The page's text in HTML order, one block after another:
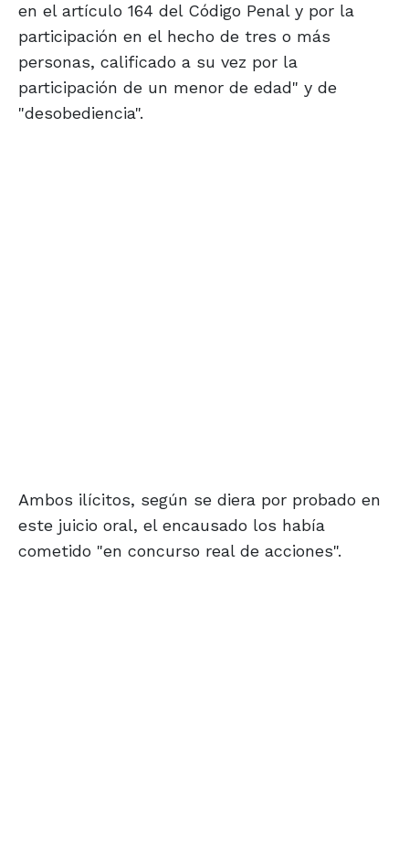
en el artículo 164 del Código Penal y por la
participación en el hecho de tres o más
personas, calificado a su vez por la
participación de un menor de edad" y de
"desobediencia".
Ambos ilícitos, según se diera por probado en
este juicio oral, el encausado los había
cometido "en concurso real de acciones".